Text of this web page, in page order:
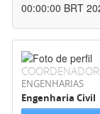
00:00:00 BRT
ENGENHARIAS
Engenharia Civil